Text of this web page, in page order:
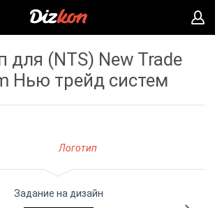
для (NTS) New Trade
Нью трейд систем
Логотип
Задание на дизайн